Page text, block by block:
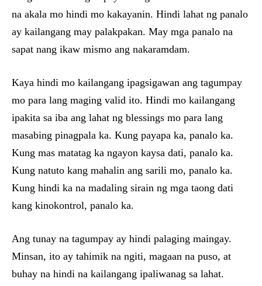
na akala mo hindi mo kakayanin. Hindi lahat ng panalo
ay kailangang may palakpakan. May mga panalo na
sapat nang ikaw mismo ang nakaramdam.
Kaya hindi mo kailangang ipagsigawan ang tagumpay
mo para lang maging valid ito. Hindi mo kailangang
ipakita sa iba ang lahat ng blessings mo para lang
masabing pinagpala ka. Kung payapa ka, panalo ka.
Kung mas matatag ka ngayon kaysa dati, panalo ka.
Kung natuto kang mahalin ang sarili mo, panalo ka.
Kung hindi ka na madaling sirain ng mga taong dati
kang kinokontrol, panalo ka.
Ang tunay na tagumpay ay hindi palaging maingay.
Minsan, ito ay tahimik na ngiti, magaan na puso, at
buhay na hindi na kailangang ipaliwanag sa lahat.